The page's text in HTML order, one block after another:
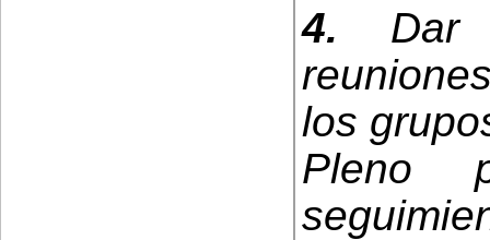
4. Dar
los
Pleno